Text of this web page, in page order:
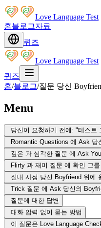
Love Language Test
홈블로그자료
퀴즈
Love Language Test
퀴즈
홈/블로그/질문 당신
Menu
당신이 요청하기 전에: "테스트
Romantic Questions 에 Ask
깊은 과 심각한 질문 에 Ask
Flirty 과 재미 질문 에 확인 그
질내 사정 당신 Boyfriend 위에
Trick 질문 에 Ask 당신의
질문에 대한 답변
대화 압력 없이 묻는 방법
이 질문은 Love Language